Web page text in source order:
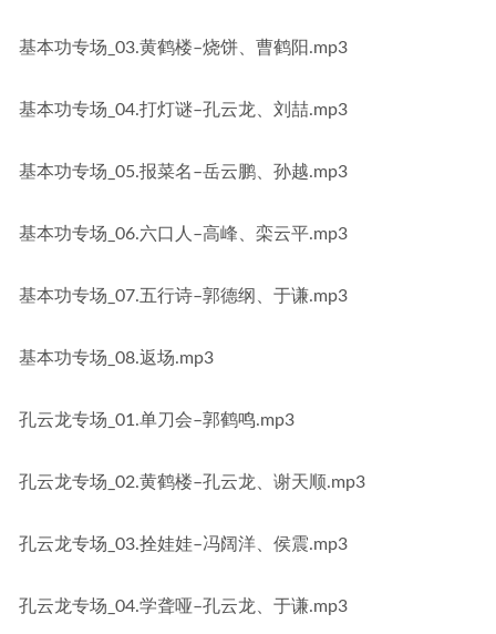
基本功专场_03.黄鹤楼–烧饼、曹鹤阳.mp3
基本功专场_04.打灯谜–孔云龙、刘喆.mp3
基本功专场_05.报菜名–岳云鹏、孙越.mp3
基本功专场_06.六口人–高峰、栾云平.mp3
基本功专场_07.五行诗–郭德纲、于谦.mp3
基本功专场_08.返场.mp3
孔云龙专场_01.单刀会–郭鹤鸣.mp3
孔云龙专场_02.黄鹤楼–孔云龙、谢天顺.mp3
孔云龙专场_03.拴娃娃–冯阔洋、侯震.mp3
孔云龙专场_04.学聋哑–孔云龙、于谦.mp3